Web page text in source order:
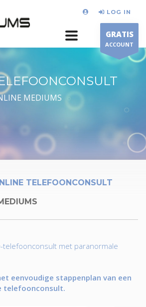
LOG IN
GRATIS
ACCOUNT
MEDIUMS
TELEFOONCONSULT
-telefoonconsult met paranormale
eenvoudige stappenplan van een
telefoonconsult.